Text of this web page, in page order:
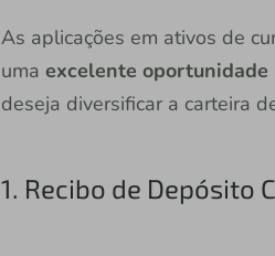
As aplicações em ativos de
uma excelente oportunidade
deseja diversificar a carteira
1. Recibo de Depósito